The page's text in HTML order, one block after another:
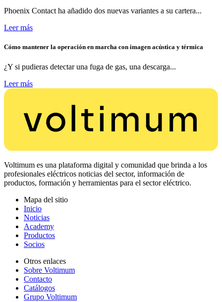
Phoenix Contact ha añadido dos nuevas variantes a su cartera...
Leer más
Cómo mantener la operación en marcha con imagen acústica y térmica
¿Y si pudieras detectar una fuga de gas, una descarga...
Leer más
Voltimum es una plataforma digital y comunidad que brinda a los
profesionales eléctricos noticias del sector, información de
productos, formación y herramientas para el sector eléctrico.
Mapa del sitio
Inicio
Noticias
Academy
Productos
Socios
Otros enlaces
Sobre Voltimum
Contacto
Catálogos
Grupo Voltimum